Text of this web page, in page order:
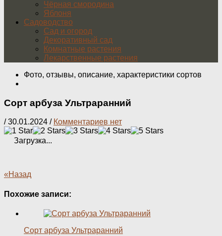
Чёрная смородина
Яблоня
Садоводство
Сад и огород
Декоративный сад
Комнатные растения
Лекарственные растения
Фото, отзывы, описание, характеристики сортов
Сорт арбуза Ультраранний
/30.01.2024 / Комментариев нет
Загрузка...
«Назад
Похожие записи:
Сорт арбуза Ультраранний